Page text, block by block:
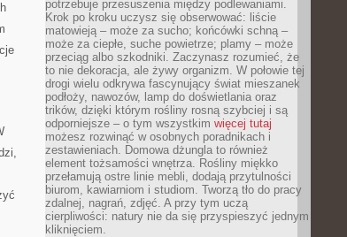
potrzebuje przesuszenia między podlewaniami.
Krok po kroku uczysz się obserwować: liście
matowieją – może za sucho; końcówki schną –
może za ciepłe, suche powietrze; plamy – może
przeciąg albo szkodniki. Zaczynasz rozumieć, że
to nie dekoracja, ale żywy organizm. W połowie tej
drogi wielu odkrywa fascynujący świat mieszanek
podłoży, nawozów, lamp do doświetlania oraz
trików, dzięki którym rośliny rosną szybciej i są
odporniejsze – o tym wszystkim więcej tutaj
możesz rozwinąć w osobnych poradnikach i
zestawieniach. Domowa dżungla to również
element tożsamości wnętrza. Rośliny miękko
przełamują ostre linie mebli, dodają przytulności
biurom, kawiarniom i studiom. Tworzą tło do pracy
zdalnej, nagrań, zdjęć. A przy tym uczą
cierpliwości: natury nie da się przyspieszyć jednym
kliknięciem.